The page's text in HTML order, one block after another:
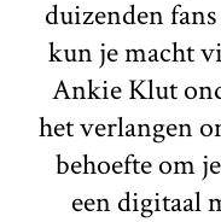
duizenden
kun je macht
Ankie Klut
het verlangen
behoefte om
een digitaal